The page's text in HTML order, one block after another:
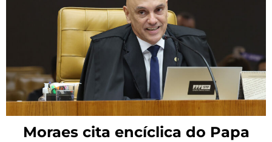
Moraes cita encíclica do Papa